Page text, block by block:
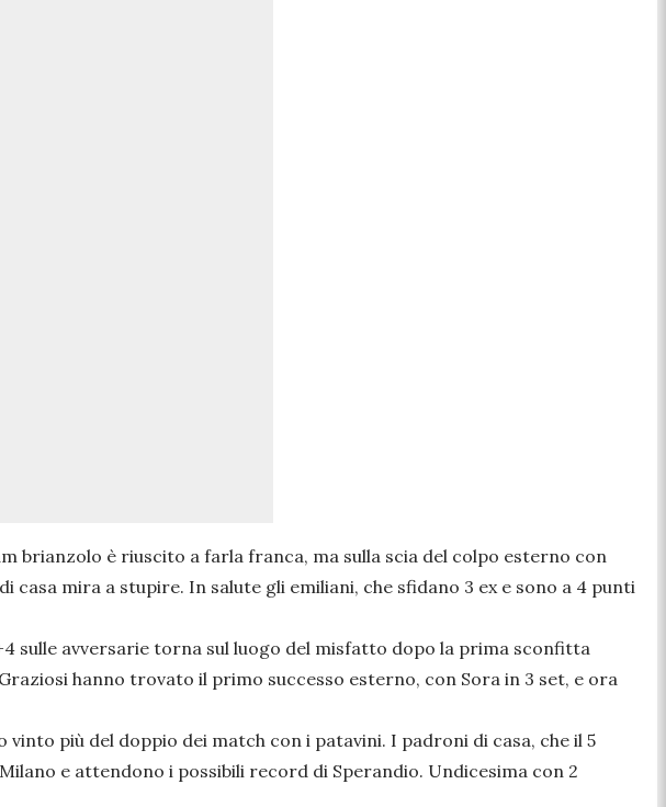
brianzolo è riuscito a farla franca, ma sulla scia del colpo esterno con
casa mira a stupire. In salute gli emiliani, che sfidano 3 ex e sono a 4 punti
sulle avversarie torna sul luogo del misfatto dopo la prima sconfitta
hanno trovato il primo successo esterno, con Sora in 3 set, e ora
più del doppio dei match con i patavini. I padroni di casa, che il 5
e attendono i possibili record di Sperandio. Undicesima con 2